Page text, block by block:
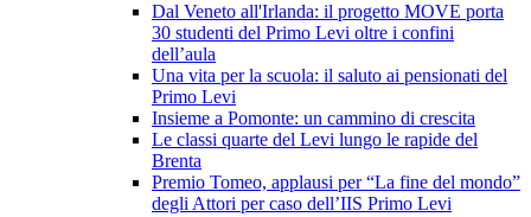
Dal Veneto all'Irlanda: il progetto MOVE porta
30 studenti del Primo Levi oltre i confini
dell’aula
Una vita per la scuola: il saluto ai pensionati del
Primo Levi
Insieme a Pomonte: un cammino di crescita
Le classi quarte del Levi lungo le rapide del
Brenta
Premio Tomeo, applausi per “La fine del mondo”
degli Attori per caso dell’IIS Primo Levi